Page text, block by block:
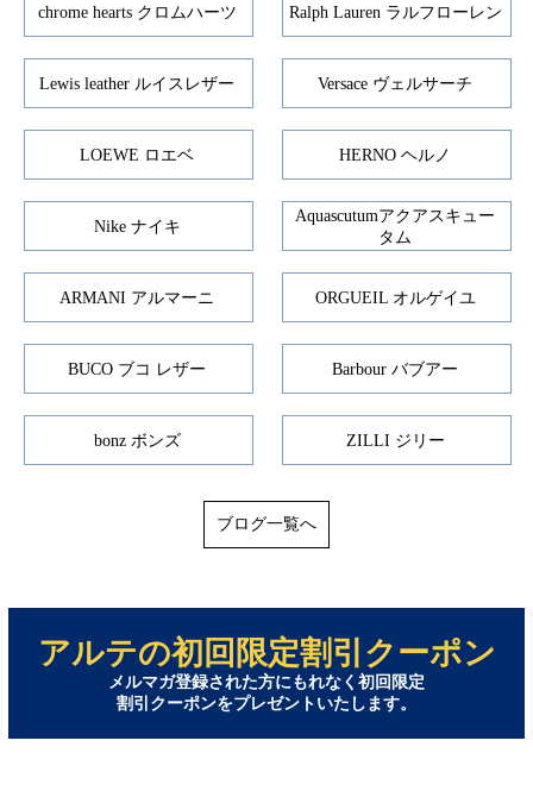
chrome hearts クロムハーツ Ralph Lauren ラルフローレン
Lewis leather ルイスレザー Versace ヴェルサーチ
LOEWE ロエベ HERNO ヘルノ
Nike ナイキ
Aquascutumアクアスキュー
タム
ARMANI アルマーニ ORGUEIL オルゲイユ
BUCO ブコ レザー Barbour バブアー
bonz ボンズ ZILLI ジリー
ブログ一覧へ
アルテの初回限定割引クーポン
メルマガ登録された方にもれなく初回限定
割引クーポンをプレゼントいたします。